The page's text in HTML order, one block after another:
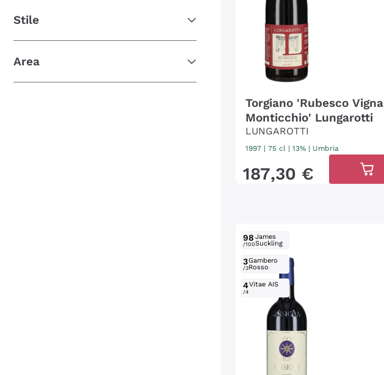
Stile
Area
Torgiano 'Rubesco Vigna
Monticchio' Lungarotti
LUNGAROTTI
1997 | 75 cl | 13% | Umbria
187,30 €
98
/100
James
Suckling
3
/3
Gambero
Rosso
4
/4
Vitae AIS